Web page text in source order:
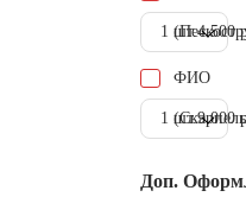
1 шт.4.500
ФИО
1 шт.9.000
Доп.